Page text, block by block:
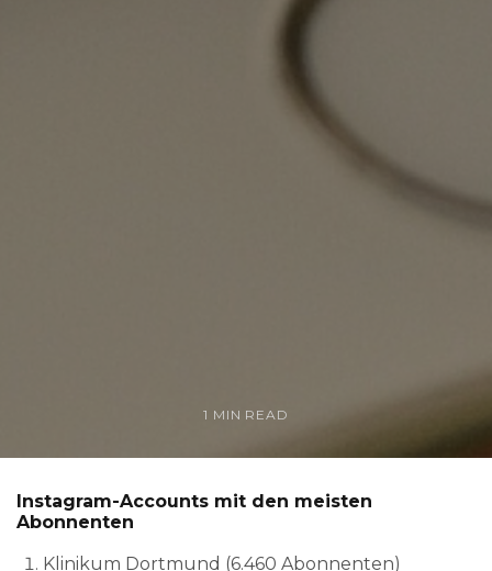
1 MIN READ
Instagram-Accounts mit den meisten
Abonnenten
Klinikum Dortmund (6.460 Abonnenten)